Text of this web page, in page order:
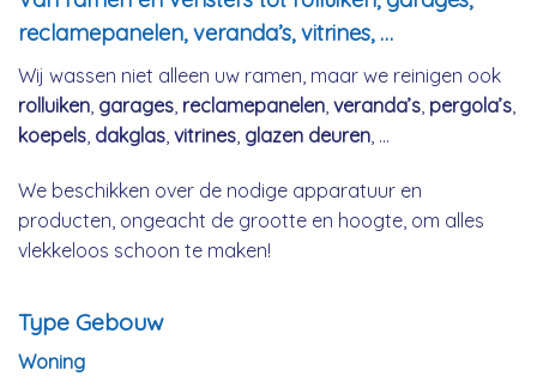
reclamepanelen, veranda’s, vitrines, …
Wij wassen niet alleen uw ramen, maar we reinigen ook
rolluiken garages reclamepanelen veranda’s pergola’s
koepels dakglas vitrines glazen deuren , …
We beschikken over de nodige apparatuur en
producten, ongeacht de grootte en hoogte, om alles
vlekkeloos schoon te maken!
Type Gebouw
Woning